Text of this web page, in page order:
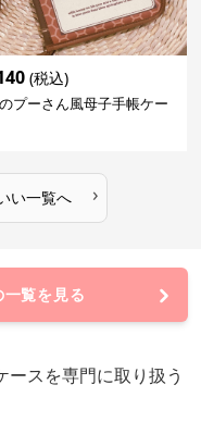
(税込)
プーさん風母子手帳ケー
い一覧へ ›
覧を見る
ースを専門に取り扱う